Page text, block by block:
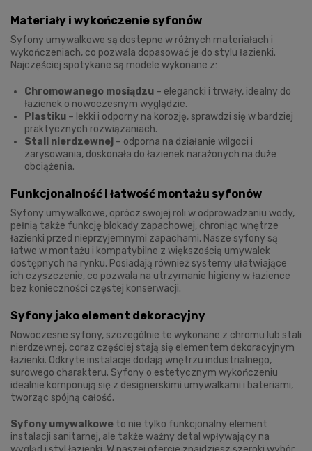
Materiały i wykończenie syfonów
Syfony umywalkowe są dostępne w różnych materiałach i
wykończeniach, co pozwala dopasować je do stylu łazienki.
Najczęściej spotykane są modele wykonane z:
Chromowanego mosiądzu – elegancki i trwały, idealny do
łazienek o nowoczesnym wyglądzie.
Plastiku – lekki i odporny na korozję, sprawdzi się w bardziej
praktycznych rozwiązaniach.
Stali nierdzewnej – odporna na działanie wilgoci i
zarysowania, doskonała do łazienek narażonych na duże
obciążenia.
Funkcjonalność i łatwość montażu syfonów
Syfony umywalkowe, oprócz swojej roli w odprowadzaniu wody,
pełnią także funkcję blokady zapachowej, chroniąc wnętrze
łazienki przed nieprzyjemnymi zapachami. Nasze syfony są
łatwe w montażu i kompatybilne z większością umywalek
dostępnych na rynku. Posiadają również systemy ułatwiające
ich czyszczenie, co pozwala na utrzymanie higieny w łazience
bez konieczności częstej konserwacji.
Syfony jako element dekoracyjny
Nowoczesne syfony, szczególnie te wykonane z chromu lub stali
nierdzewnej, coraz częściej stają się elementem dekoracyjnym
łazienki. Odkryte instalacje dodają wnętrzu industrialnego,
surowego charakteru. Syfony o estetycznym wykończeniu
idealnie komponują się z designerskimi umywalkami i bateriami,
tworząc spójną całość.
Syfony umywalkowe to nie tylko funkcjonalny element
instalacji sanitarnej, ale także ważny detal wpływający na